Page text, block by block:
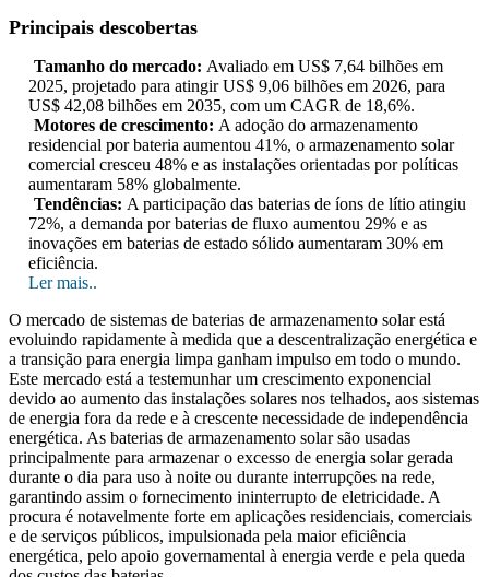
Principais descobertas
Tamanho do mercado: Avaliado em US$ 7,64 bilhões em
2025, projetado para atingir US$ 9,06 bilhões em 2026, para
US$ 42,08 bilhões em 2035, com um CAGR de 18,6%.
Motores de crescimento: A adoção do armazenamento
residencial por bateria aumentou 41%, o armazenamento solar
comercial cresceu 48% e as instalações orientadas por políticas
aumentaram 58% globalmente.
Tendências: A participação das baterias de íons de lítio atingiu
72%, a demanda por baterias de fluxo aumentou 29% e as
inovações em baterias de estado sólido aumentaram 30% em
eficiência.
Ler mais..
O mercado de sistemas de baterias de armazenamento solar está
evoluindo rapidamente à medida que a descentralização energética e
a transição para energia limpa ganham impulso em todo o mundo.
Este mercado está a testemunhar um crescimento exponencial
devido ao aumento das instalações solares nos telhados, aos sistemas
de energia fora da rede e à crescente necessidade de independência
energética. As baterias de armazenamento solar são usadas
principalmente para armazenar o excesso de energia solar gerada
durante o dia para uso à noite ou durante interrupções na rede,
garantindo assim o fornecimento ininterrupto de eletricidade. A
procura é notavelmente forte em aplicações residenciais, comerciais
e de serviços públicos, impulsionada pela maior eficiência
energética, pelo apoio governamental à energia verde e pela queda